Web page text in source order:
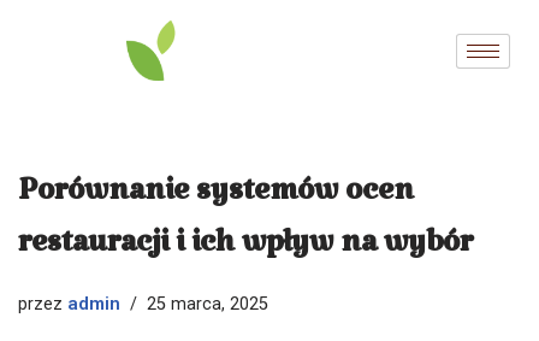
Porównanie systemów ocen
restauracji i ich wpływ na wybór
przez admin 25 marca, 2025